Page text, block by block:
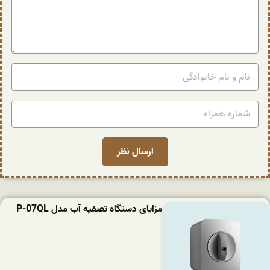
مزایای دستگاه تصفیه آب مدل P-07QL